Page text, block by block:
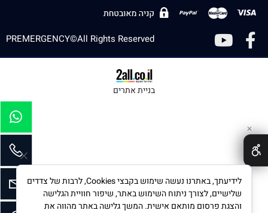
PREMERGENCY©All Rights Reserved
בניית אתרים
✕
לידיעתך, באתרנו נעשה שימוש בקבצי Cookies, לרבות של צדדים
שלישיים, לצורך ניתוח השימוש באתר, שיפור חוויית הגלישה
והצגת פרסום מותאם אישית. המשך גלישה באתר מהווה את